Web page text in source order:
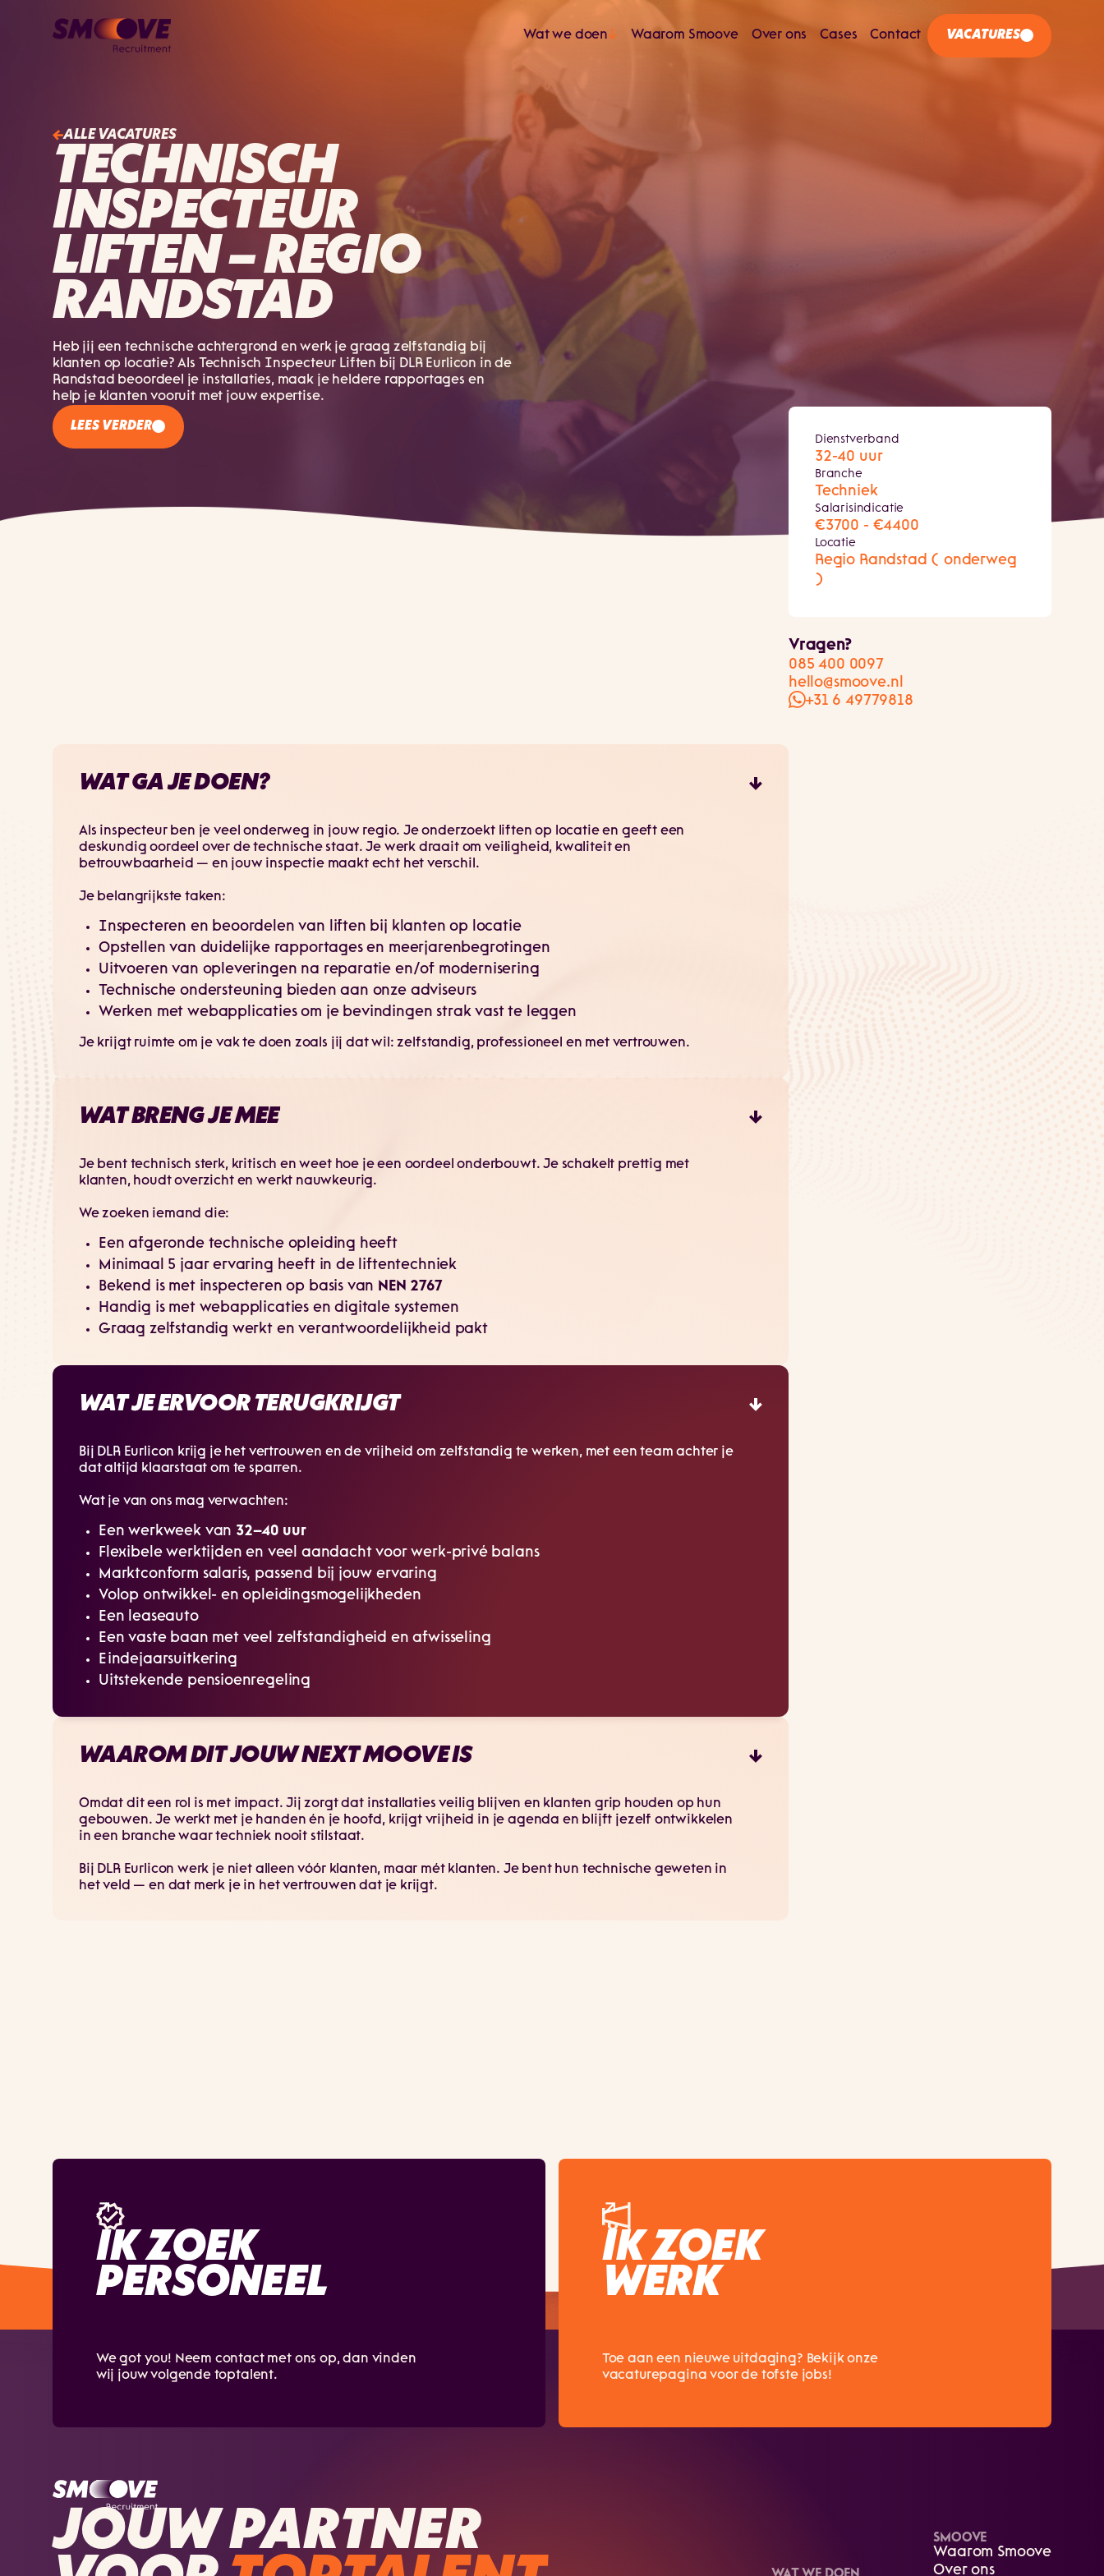
Wat we doen Waarom Smoove Over ons Cases Contact VACATURES
ALLE VACATURES
TECHNISCH
INSPECTEUR
LIFTEN – REGIO
RANDSTAD
Heb jij een technische achtergrond en werk je graag zelfstandig bij
klanten op locatie? Als Technisch Inspecteur Liften bij DLR Eurlicon in de
Randstad beoordeel je installaties, maak je heldere rapportages en
help je klanten vooruit met jouw expertise.
LEES VERDER
WAT GA JE DOEN?
Als inspecteur ben je veel onderweg in jouw regio. Je onderzoekt liften op locatie en geeft een
deskundig oordeel over de technische staat. Je werk draait om veiligheid, kwaliteit en
betrouwbaarheid — en jouw inspectie maakt echt het verschil.
Je belangrijkste taken:
Inspecteren en beoordelen van liften bij klanten op locatie
Opstellen van duidelijke rapportages en meerjarenbegrotingen
Uitvoeren van opleveringen na reparatie en/of modernisering
Technische ondersteuning bieden aan onze adviseurs
Werken met webapplicaties om je bevindingen strak vast te leggen
Je krijgt ruimte om je vak te doen zoals jij dat wil: zelfstandig, professioneel en met vertrouwen.
WAT BRENG JE MEE
Je bent technisch sterk, kritisch en weet hoe je een oordeel onderbouwt. Je schakelt prettig met
klanten, houdt overzicht en werkt nauwkeurig.
We zoeken iemand die:
Een afgeronde technische opleiding heeft
Minimaal 5 jaar ervaring heeft in de liftentechniek
Bekend is met inspecteren op basis van NEN 2767
Handig is met webapplicaties en digitale systemen
Graag zelfstandig werkt en verantwoordelijkheid pakt
WAT JE ERVOOR TERUGKRIJGT
Bij DLR Eurlicon krijg je het vertrouwen en de vrijheid om zelfstandig te werken, met een team achter je
dat altijd klaarstaat om te sparren.
Wat je van ons mag verwachten:
Een werkweek van 32–40 uur
Flexibele werktijden en veel aandacht voor werk-privé balans
Marktconform salaris, passend bij jouw ervaring
Volop ontwikkel- en opleidingsmogelijkheden
Een leaseauto
Een vaste baan met veel zelfstandigheid en afwisseling
Eindejaarsuitkering
Uitstekende pensioenregeling
WAAROM DIT JOUW NEXT MOOVE IS
Omdat dit een rol is met impact. Jij zorgt dat installaties veilig blijven en klanten grip houden op hun
gebouwen. Je werkt met je handen én je hoofd, krijgt vrijheid in je agenda en blijft jezelf ontwikkelen
in een branche waar techniek nooit stilstaat.
Bij DLR Eurlicon werk je niet alleen vóór klanten, maar mét klanten. Je bent hun technische geweten in
het veld — en dat merk je in het vertrouwen dat je krijgt.
Dienstverband
32-40 uur
Branche
Techniek
Salarisindicatie
€3700 - €4400
Locatie
Regio Randstad ( onderweg
)
Vragen?
085 400 0097
hello@smoove.nl
+31 6 49779818
IK ZOEK
PERSONEEL
We got you! Neem contact met ons op, dan vinden
wij jouw volgende toptalent.
IK ZOEK
WERK
Toe aan een nieuwe uitdaging? Bekijk onze
vacaturepagina voor de tofste jobs!
JOUW PARTNER
SMOOVE
Waarom Smoove
Over ons